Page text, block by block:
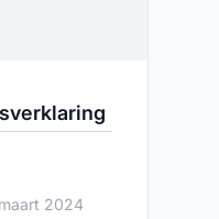
2024